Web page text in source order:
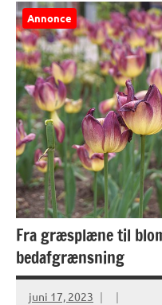
Annonce
Fra græsplæne til
bedafgrænsning
juni 17, 2023